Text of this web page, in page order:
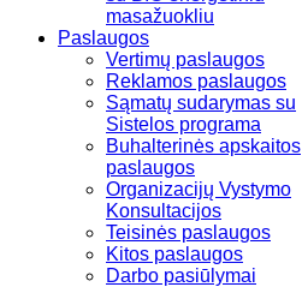
masažuokliu
Paslaugos
Vertimų paslaugos
Reklamos paslaugos
Sąmatų sudarymas su
Sistelos programa
Buhalterinės apskaitos
paslaugos
Organizacijų Vystymo
Konsultacijos
Teisinės paslaugos
Kitos paslaugos
Darbo pasiūlymai